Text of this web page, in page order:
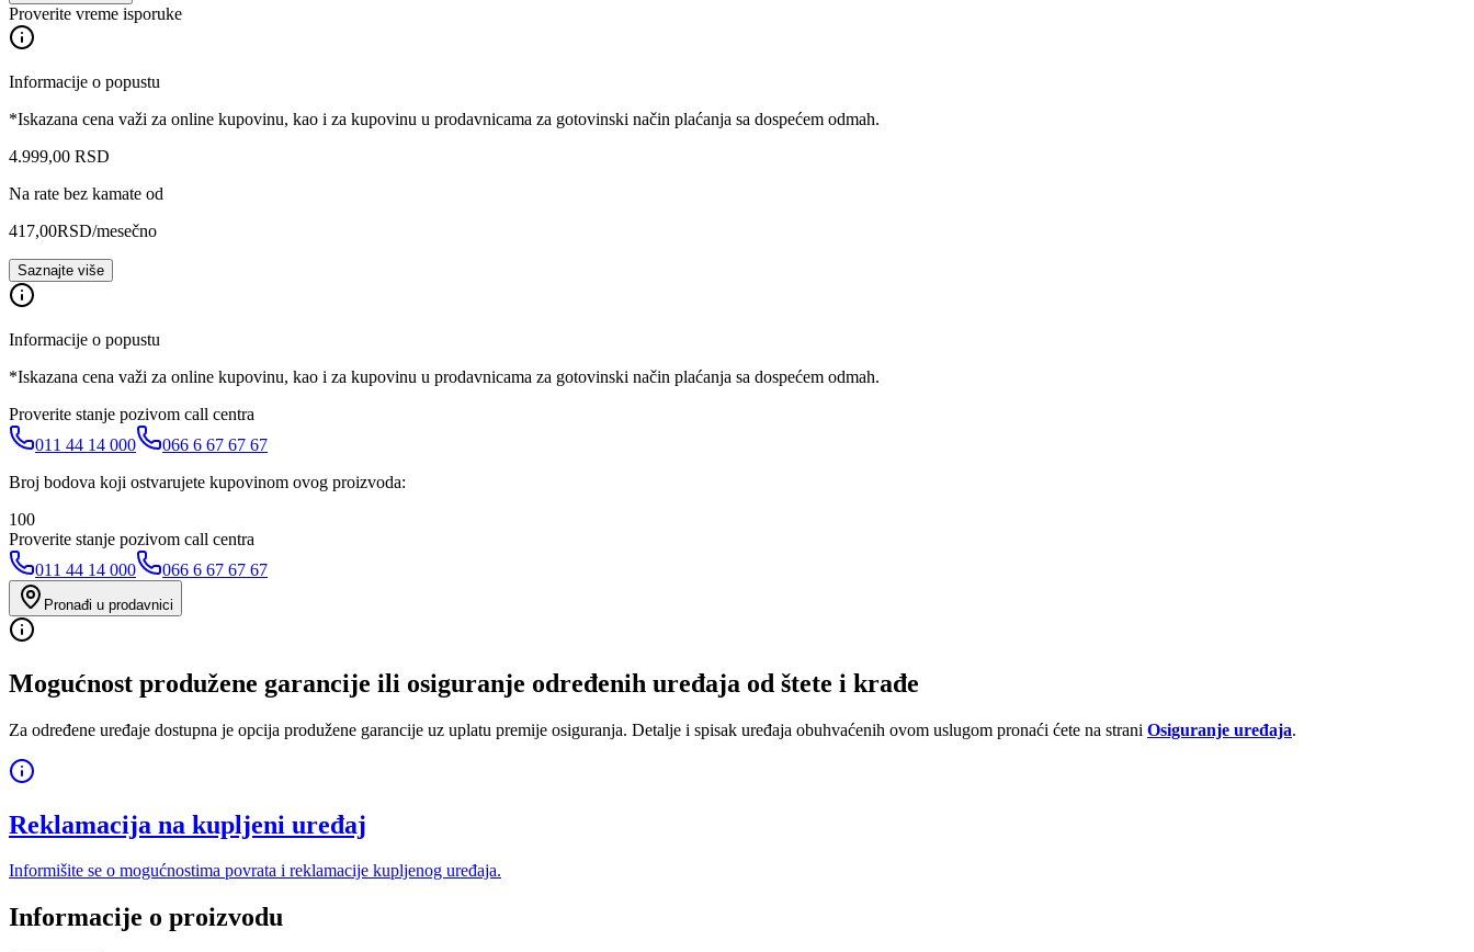
Proverite vreme isporuke
Informacije o popustu
*Iskazana cena važi za online kupovinu, kao i za kupovinu u prodavnicama za gotovinski način plaćanja sa dospećem odmah.
4.999,00 RSD
Na rate bez kamate od
417,00RSD/mesečno
Saznajte više
Informacije o popustu
*Iskazana cena važi za online kupovinu, kao i za kupovinu u prodavnicama za gotovinski način plaćanja sa dospećem odmah.
Proverite stanje pozivom call centra
011 44 14 000
066 6 67 67 67
Broj bodova koji ostvarujete kupovinom ovog proizvoda:
100
Proverite stanje pozivom call centra
011 44 14 000
066 6 67 67 67
Pronađi u prodavnici
Mogućnost produžene garancije ili osiguranje određenih uređaja od štete i krađe
Za određene uređaje dostupna je opcija produžene garancije uz uplatu premije osiguranja. Detalje i spisak uređaja obuhvaćenih ovom uslugom pronaći ćete na strani Osiguranje uređaja.
Reklamacija na kupljeni uređaj
Informišite se o mogućnostima povrata i reklamacije kupljenog uređaja.
Informacije o proizvodu